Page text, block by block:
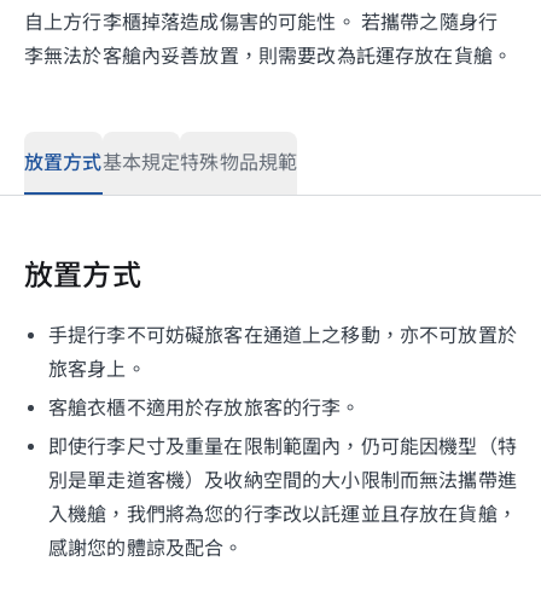
自上方行李櫃掉落造成傷害的可能性。 若攜帶之隨身行
李無法於客艙內妥善放置，則需要改為託運存放在貨艙。
放置方式基本規定特殊物品規範
放置方式
手提行李不可妨礙旅客在通道上之移動，亦不可放置於
旅客身上。
客艙衣櫃不適用於存放旅客的行李。
即使行李尺寸及重量在限制範圍內，仍可能因機型（特
別是單走道客機）及收納空間的大小限制而無法攜帶進
入機艙，我們將為您的行李改以託運並且存放在貨艙，
感謝您的體諒及配合。